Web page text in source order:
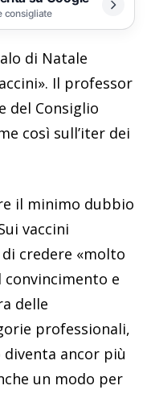
consigliate
di Natale
Il professor
del Consiglio
così sull’iter dei
il minimo dubbio
vaccini
credere «molto
convincimento e
delle
professionali,
ancor più
un modo per